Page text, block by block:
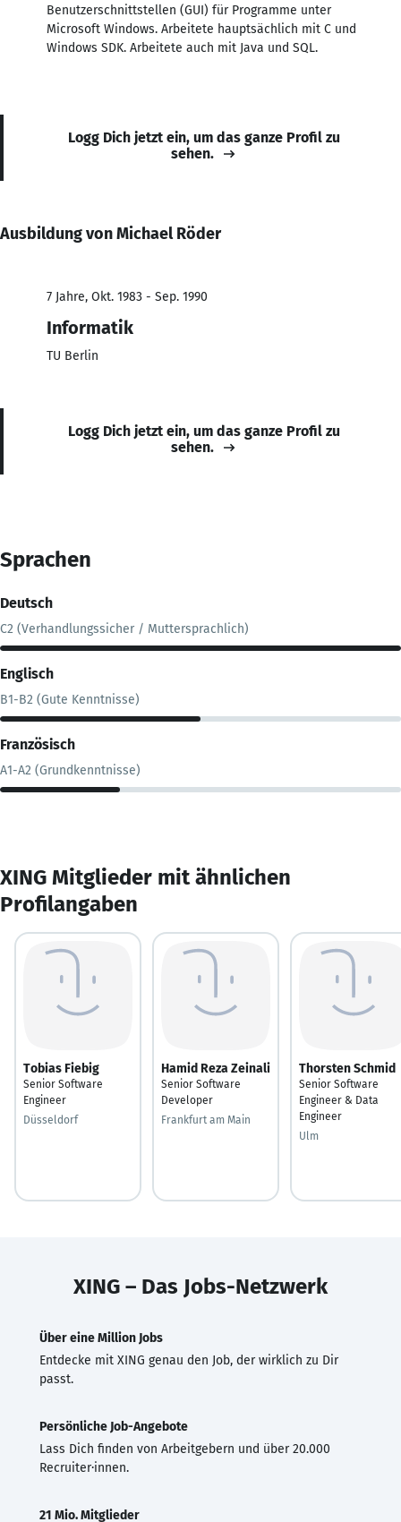
Benutzerschnittstellen (GUI) für Programme unter
Microsoft Windows. Arbeitete hauptsächlich mit C und
Windows SDK. Arbeitete auch mit Java und SQL.
Logg Dich jetzt ein, um das ganze Profil zu
sehen.
Ausbildung von Michael Röder
7 Jahre, Okt. 1983 - Sep. 1990
Informatik
TU Berlin
Logg Dich jetzt ein, um das ganze Profil zu
sehen.
Sprachen
Deutsch
C2 (Verhandlungssicher / Muttersprachlich)
Englisch
B1-B2 (Gute Kenntnisse)
Französisch
A1-A2 (Grundkenntnisse)
XING Mitglieder mit ähnlichen
Profilangaben
Tobias Fiebig
Senior Software
Engineer
Düsseldorf
Hamid Reza Zeinali
Senior Software
Developer
Frankfurt am Main
Thorsten Schmid
Senior Software
Engineer & Data
Engineer
Ulm
XING – Das Jobs-Netzwerk
Über eine Million Jobs
Entdecke mit XING genau den Job, der wirklich zu Dir
passt.
Persönliche Job-Angebote
Lass Dich finden von Arbeitgebern und über 20.000
Recruiter·innen.
21 Mio. Mitglieder